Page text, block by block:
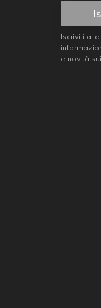
Iscriviti
e novità